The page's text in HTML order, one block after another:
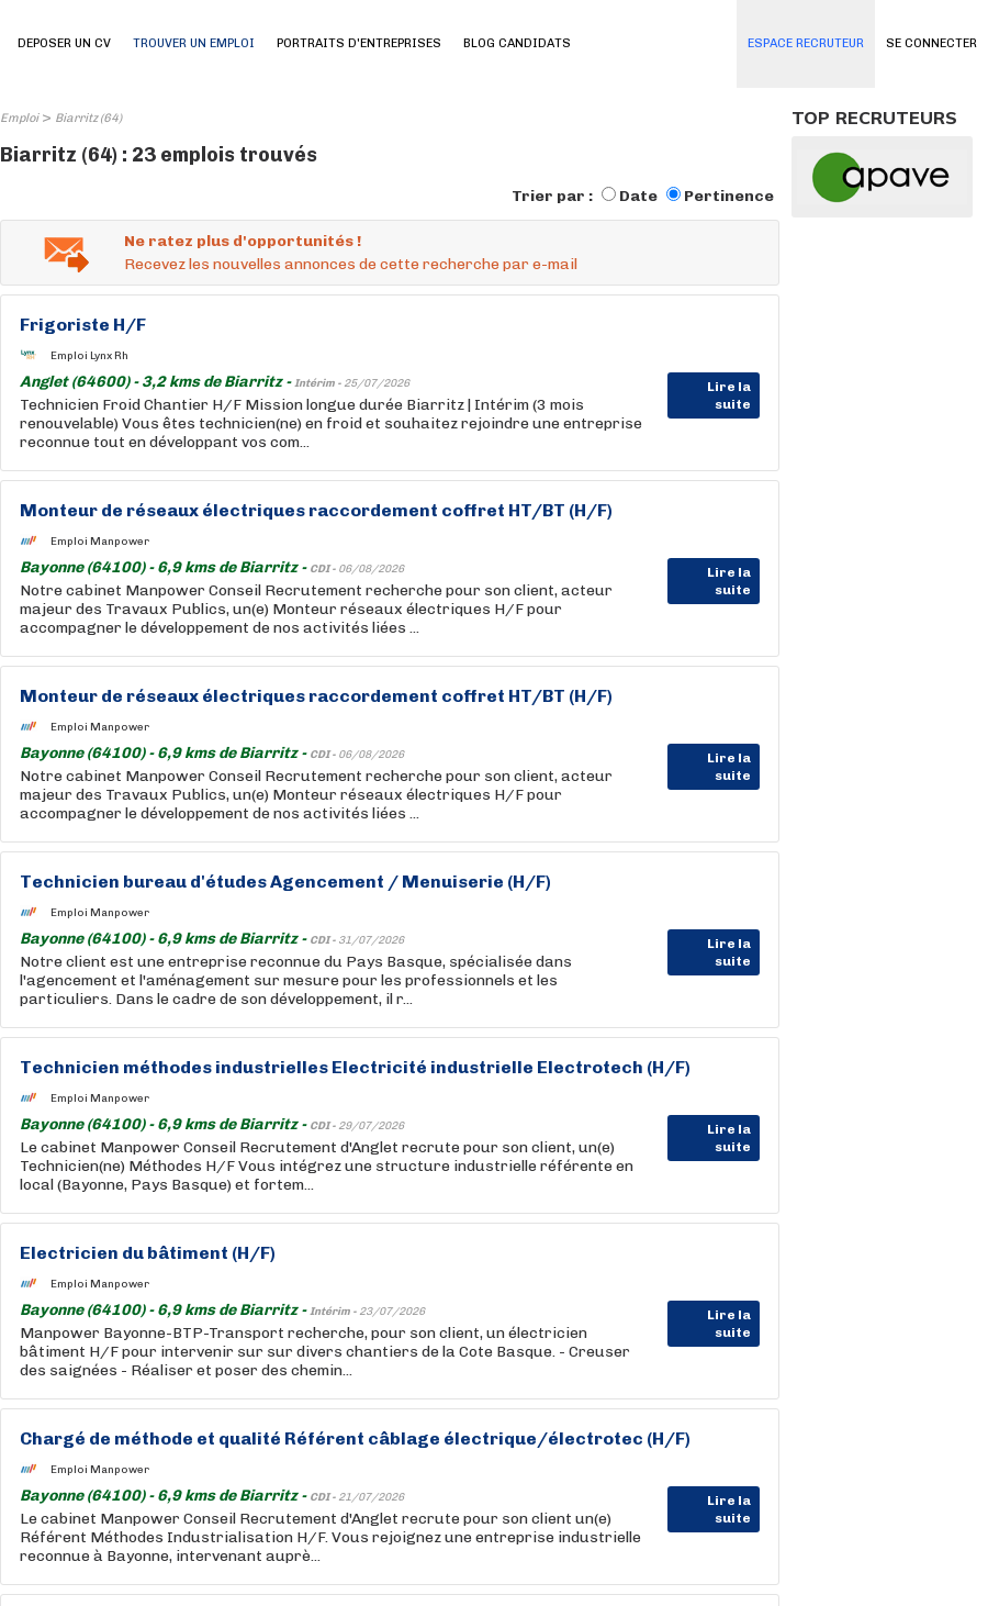
SE CONNECTER
DEPOSER UN CV TROUVER UN EMPLOI PORTRAITS D'ENTREPRISES BLOG CANDIDATS ESPACE RECRUTEUR
Emploi> Biarritz (64)
Biarritz (64) : 23 emplois trouvés
Trier par : Date Pertinence
Ne ratez plus d'opportunités !
Recevez les nouvelles annonces de cette recherche par e-mail
Frigoriste H/F
Emploi Lynx Rh
Anglet (64600) - 3,2 kms de Biarritz -Intérim - 25/07/2026
Lire la
suite
Technicien Froid Chantier H/F Mission longue durée Biarritz | Intérim (3 mois
renouvelable) Vous êtes technicien(ne) en froid et souhaitez rejoindre une entreprise
reconnue tout en développant vos com...
Monteur de réseaux électriques raccordement coffret HT/BT (H/F)
Emploi Manpower
Bayonne (64100) - 6,9 kms de Biarritz - CDI - 06/08/2026
Lire la
suite
Notre cabinet Manpower Conseil Recrutement recherche pour son client, acteur
majeur des Travaux Publics, un(e) Monteur réseaux électriques H/F pour
accompagner le développement de nos activités liées ...
Monteur de réseaux électriques raccordement coffret HT/BT (H/F)
Emploi Manpower
Bayonne (64100) - 6,9 kms de Biarritz - CDI - 06/08/2026
Lire la
suite
Notre cabinet Manpower Conseil Recrutement recherche pour son client, acteur
majeur des Travaux Publics, un(e) Monteur réseaux électriques H/F pour
accompagner le développement de nos activités liées ...
Technicien bureau d'études Agencement / Menuiserie (H/F)
Emploi Manpower
Bayonne (64100) - 6,9 kms de Biarritz - CDI - 31/07/2026
Lire la
suite
Notre client est une entreprise reconnue du Pays Basque, spécialisée dans
l'agencement et l'aménagement sur mesure pour les professionnels et les
particuliers. Dans le cadre de son développement, il r...
Technicien méthodes industrielles Electricité industrielle Electrotech (H/F)
Emploi Manpower
Bayonne (64100) - 6,9 kms de Biarritz - CDI - 29/07/2026
Lire la
suite
Le cabinet Manpower Conseil Recrutement d'Anglet recrute pour son client, un(e)
Technicien(ne) Méthodes H/F Vous intégrez une structure industrielle référente en
local (Bayonne, Pays Basque) et fortem...
Electricien du bâtiment (H/F)
Emploi Manpower
Bayonne (64100) - 6,9 kms de Biarritz -Intérim - 23/07/2026
Lire la
suite
Manpower Bayonne-BTP-Transport recherche, pour son client, un électricien
bâtiment H/F pour intervenir sur sur divers chantiers de la Cote Basque. - Creuser
des saignées - Réaliser et poser des chemin...
Chargé de méthode et qualité Référent câblage électrique/électrotec (H/F)
Emploi Manpower
Bayonne (64100) - 6,9 kms de Biarritz - CDI - 21/07/2026
Lire la
suite
Le cabinet Manpower Conseil Recrutement d'Anglet recrute pour son client un(e)
Référent Méthodes Industrialisation H/F. Vous rejoignez une entreprise industrielle
reconnue à Bayonne, intervenant auprè...
TOP RECRUTEURS